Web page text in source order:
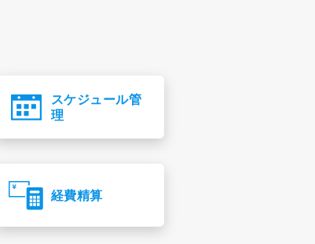
スケジュール管
理
経費精算